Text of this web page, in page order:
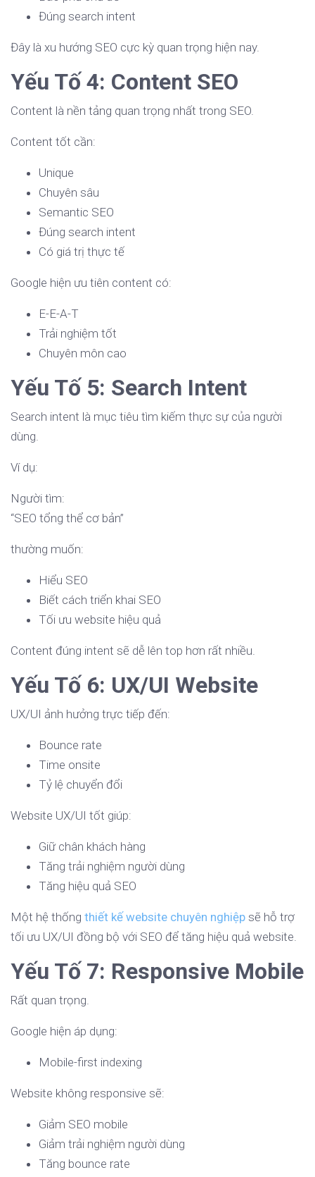
Đúng search intent
Đây là xu hướng SEO cực kỳ quan trọng hiện nay.
Yếu Tố 4: Content SEO
Content là nền tảng quan trọng nhất trong SEO.
Content tốt cần:
Unique
Chuyên sâu
Semantic SEO
Đúng search intent
Có giá trị thực tế
Google hiện ưu tiên content có:
E-E-A-T
Trải nghiệm tốt
Chuyên môn cao
Yếu Tố 5: Search Intent
Search intent là mục tiêu tìm kiếm thực sự của người
dùng.
Ví dụ:
Người tìm:
“SEO tổng thể cơ bản”
thường muốn:
Hiểu SEO
Biết cách triển khai SEO
Tối ưu website hiệu quả
Content đúng intent sẽ dễ lên top hơn rất nhiều.
Yếu Tố 6: UX/UI Website
UX/UI ảnh hưởng trực tiếp đến:
Bounce rate
Time onsite
Tỷ lệ chuyển đổi
Website UX/UI tốt giúp:
Giữ chân khách hàng
Tăng trải nghiệm người dùng
Tăng hiệu quả SEO
Một hệ thống thiết kế website chuyên nghiệp sẽ hỗ trợ
tối ưu UX/UI đồng bộ với SEO để tăng hiệu quả website.
Yếu Tố 7: Responsive Mobile
Rất quan trọng.
Google hiện áp dụng:
Mobile-first indexing
Website không responsive sẽ:
Giảm SEO mobile
Giảm trải nghiệm người dùng
Tăng bounce rate